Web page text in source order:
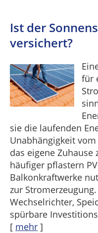
Ist der
versichert?
für
sie die laufenden
Unabhängigkeit
das eigene
häufiger pflastern
Balkonkraftwerke
zur
Wechselrichter,
spürbare
[ mehr ]